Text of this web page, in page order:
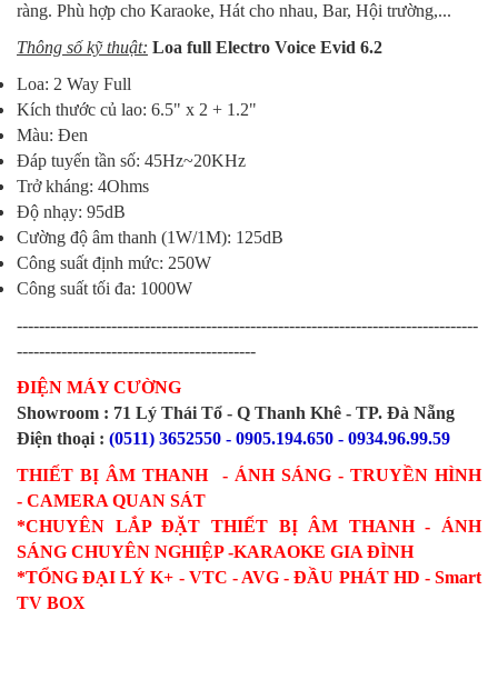
ràng. Phù hợp cho Karaoke, Hát cho nhau, Bar, Hội trường,...
Thông số kỹ thuật: Loa full Electro Voice Evid 6.2
Loa: 2 Way Full
Kích thước củ lao: 6.5" x 2 + 1.2"
Màu: Đen
Đáp tuyến tần số: 45Hz~20KHz
Trở kháng: 4Ohms
Độ nhạy: 95dB
Cường độ âm thanh (1W/1M): 125dB
Công suất định mức: 250W
Công suất tối đa: 1000W
-----------------------------------------------------------------------------------
-------------------------------------------
ĐIỆN MÁY CƯỜNG
Showroom : 71 Lý Thái Tổ - Q Thanh Khê - TP. Đà Nẵng
Điện thoại : (0511) 3652550 - 0905.194.650 - 0934.96.99.59
THIẾT BỊ ÂM THANH - ÁNH SÁNG - TRUYỀN HÌNH
- CAMERA QUAN SÁT
*CHUYÊN LẮP ĐẶT THIẾT BỊ ÂM THANH - ÁNH
SÁNG CHUYÊN NGHIỆP -KARAOKE GIA ĐÌNH
*TỔNG ĐẠI LÝ K+ - VTC - AVG - ĐẦU PHÁT HD - Smart
TV BOX